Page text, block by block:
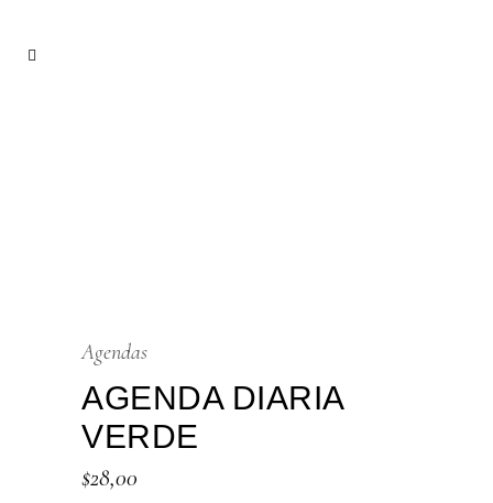
Agendas
AGENDA DIARIA
VERDE
$28,00